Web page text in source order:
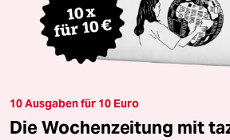
10 Ausgaben für 10 Euro
Die Wochenzeitung mit